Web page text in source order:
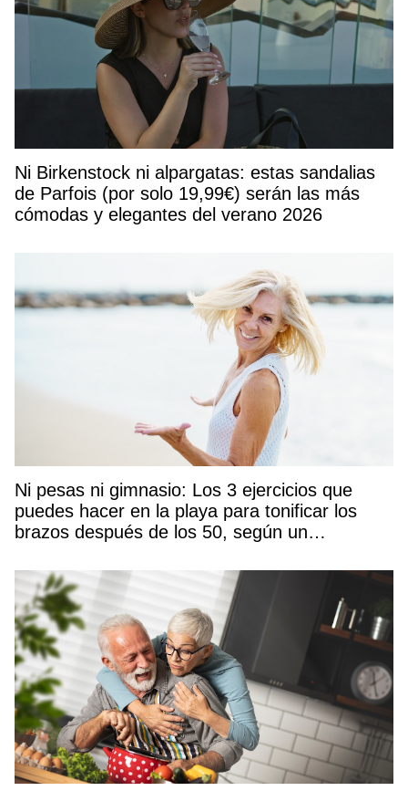
Ni Birkenstock ni alpargatas: estas sandalias
de Parfois (por solo 19,99€) serán las más
cómodas y elegantes del verano 2026
Ni pesas ni gimnasio: Los 3 ejercicios que
puedes hacer en la playa para tonificar los
brazos después de los 50, según un